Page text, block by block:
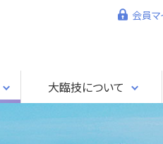
会員
大臨技について